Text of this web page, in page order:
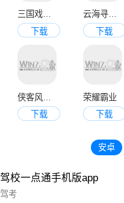
三国戏魏传
下载
云海寻仙记
下载
侠客风云传online
下载
荣耀霸业
下载
安卓
驾校一点通手机版app
驾考